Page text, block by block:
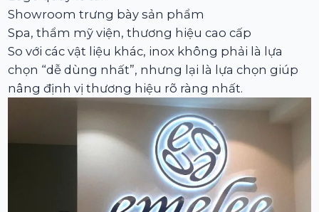
Showroom trưng bày sản phẩm
Spa, thẩm mỹ viện, thương hiệu cao cấp
So với các vật liệu khác, inox không phải là lựa
chọn “dễ dùng nhất”, nhưng lại là lựa chọn giúp
nâng định vị thương hiệu rõ ràng nhất.